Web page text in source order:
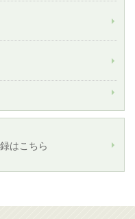
はこちら